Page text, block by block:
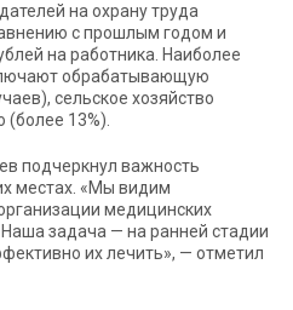
на охрану труда
с прошлым годом и
на работника. Наиболее
обрабатывающую
сельское хозяйство
(более 13%).
подчеркнул важность
местах. «Мы видим
медицинских
задача — на ранней стадии
их лечить», — отметил